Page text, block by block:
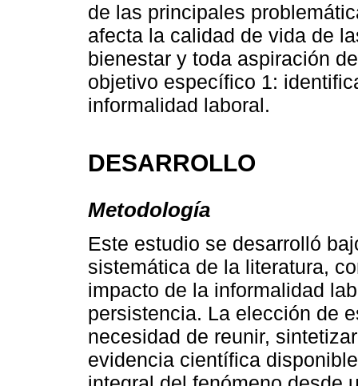
de las principales
afecta la calidad de vida de
bienestar y toda aspiración
objetivo específico 1:
informalidad laboral.
DESARROLLO
Metodología
Este estudio se desarrolló
sistemática de la literatura,
impacto de la informalidad
persistencia. La elección de
necesidad de reunir,
evidencia científica